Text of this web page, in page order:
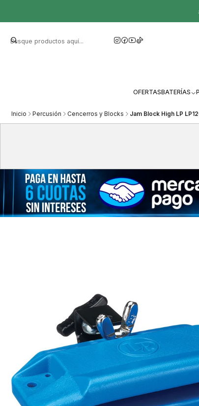
OFERTASBATERÍAS
Inicio Percusión Cencerros y Blocks Jam Block High LP